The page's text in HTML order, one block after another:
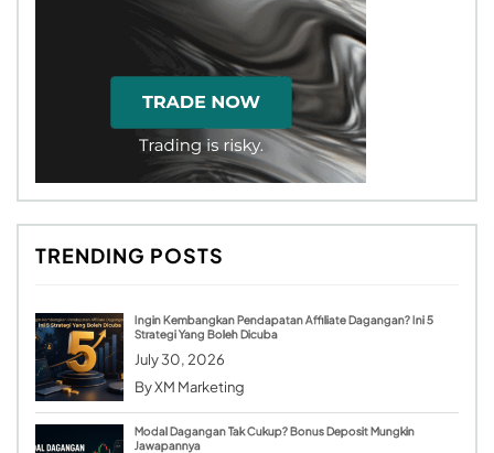
TRENDING POSTS
Ingin Kembangkan Pendapatan Affiliate Dagangan? Ini 5
Strategi Yang Boleh Dicuba
July 30, 2026
ByXM Marketing
Modal Dagangan Tak Cukup? Bonus Deposit Mungkin
Jawapannya